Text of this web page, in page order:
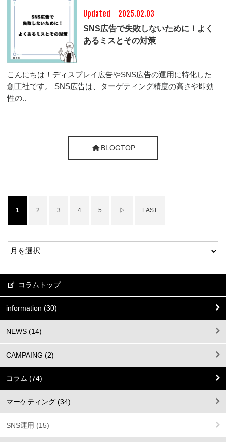
Updated 2025.02.03
SNS広告で失敗しないために！よく
あるミスとその対策
こんにちは！ディスプレイ広告やSNS広告の運用に特化した
創工社です。 SNS広告は、ターゲティング精度の高さや即効
性の..
BLOGTOP
1 2 3 4 5 ▷ LAST
コラムトップ
information (30)
NEWS (14)
CAMPAING (2)
コラム (74)
マーケティング (34)
SNS運用 (15)